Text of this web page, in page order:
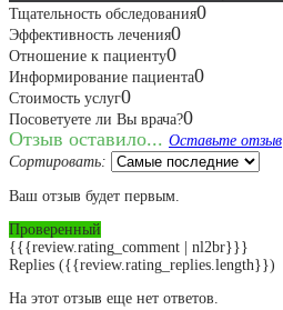
Тщательность обследования0
Эффективность лечения0
Отношение к пациенту0
Информирование пациента0
Стоимость услуг0
Посоветуете ли Вы врача?0
Отзыв оставило... Оставьте отзыв
Сортировать:
Ваш отзыв будет первым.
Проверенный
{{{review.rating_comment | nl2br}}}
Replies ({{review.rating_replies.length}})
На этот отзыв еще нет ответов.